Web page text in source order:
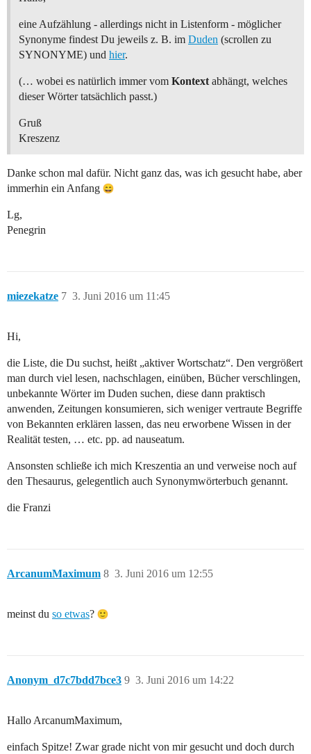
eine Aufzählung - allerdings nicht in Listenform - möglicher
Synonyme findest Du jeweils z. B. im Duden (scrollen zu
SYNONYME) und hier.
(… wobei es natürlich immer vom Kontext abhängt, welches
dieser Wörter tatsächlich passt.)
Gruß
Kreszenz
Danke schon mal dafür. Nicht ganz das, was ich gesucht habe, aber
immerhin ein Anfang
Lg,
Penegrin
miezekatze 3. Juni 2016 um 11:45
7
Hi,
die Liste, die Du suchst, heißt „aktiver Wortschatz“. Den vergrößert
man durch viel lesen, nachschlagen, einüben, Bücher verschlingen,
unbekannte Wörter im Duden suchen, diese dann praktisch
anwenden, Zeitungen konsumieren, sich weniger vertraute Begriffe
von Bekannten erklären lassen, das neu erworbene Wissen in der
Realität testen, … etc. pp. ad nauseatum.
Ansonsten schließe ich mich Kreszentia an und verweise noch auf
den Thesaurus, gelegentlich auch Synonymwörterbuch genannt.
die Franzi
ArcanumMaximum 3. Juni 2016 um 12:55
8
meinst du so etwas?
Anonym_d7c7bdd7bce3 3. Juni 2016 um 14:22
9
Hallo ArcanumMaximum,
einfach Spitze! Zwar grade nicht von mir gesucht und doch durch